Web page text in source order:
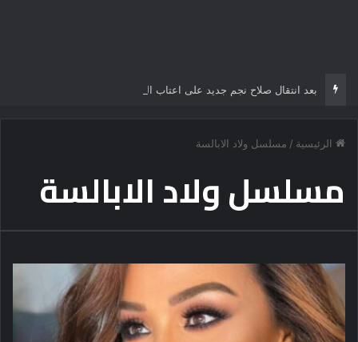
بعد انتقال صلاح نجم جديد على اعتاب الدوري التركي
الرئيسية / مسلسل ولاد الابالسة
مسلسل ولاد الابالسة